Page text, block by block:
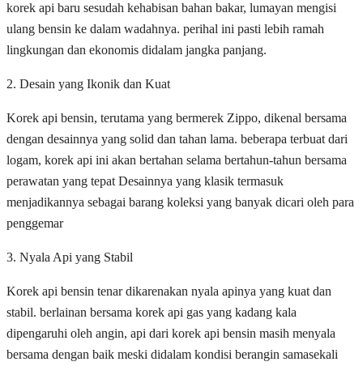
korek api baru sesudah kehabisan bahan bakar, lumayan mengisi
ulang bensin ke dalam wadahnya. perihal ini pasti lebih ramah
lingkungan dan ekonomis didalam jangka panjang.
2. Desain yang Ikonik dan Kuat
Korek api bensin, terutama yang bermerek Zippo, dikenal bersama
dengan desainnya yang solid dan tahan lama. beberapa terbuat dari
logam, korek api ini akan bertahan selama bertahun-tahun bersama
perawatan yang tepat Desainnya yang klasik termasuk
menjadikannya sebagai barang koleksi yang banyak dicari oleh para
penggemar
3. Nyala Api yang Stabil
Korek api bensin tenar dikarenakan nyala apinya yang kuat dan
stabil. berlainan bersama korek api gas yang kadang kala
dipengaruhi oleh angin, api dari korek api bensin masih menyala
bersama dengan baik meski didalam kondisi berangin samasekali